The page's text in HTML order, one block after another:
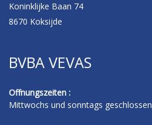
Koninklijke Baan 74
8670 Koksijde
BVBA VEVAS
Offnungszeiten :
Mittwochs und sonntags geschlossen